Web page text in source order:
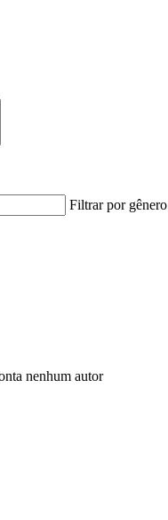
Filtrar por gênero
nenhum autor